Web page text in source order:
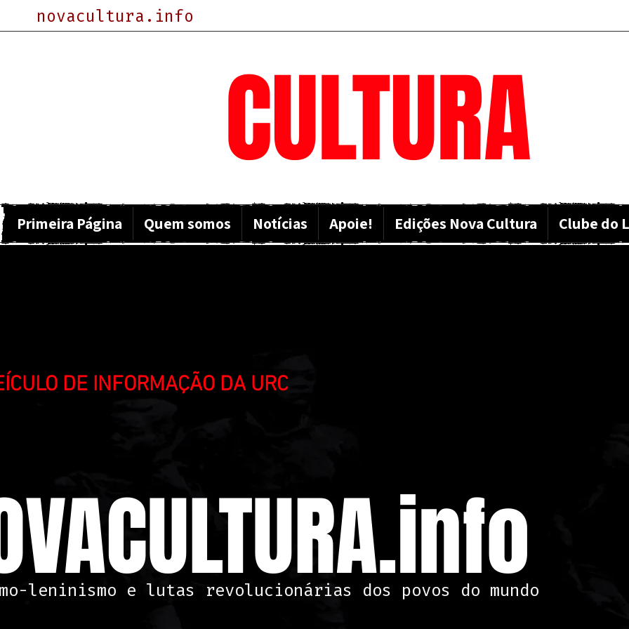
novacultura.info
CULTURA
Primeira Página Quem somos Notícias Apoie! Edições Nova Cultura Clube do
DE INFORMAÇÃO DA URC
leninismo e lutas revolucionárias dos povos do mundo